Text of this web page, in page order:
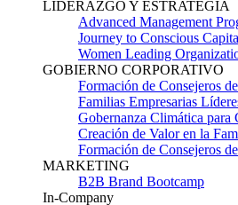
LIDERAZGO Y ESTRATEGIA
Advanced Management
Journey to Conscious
Women Leading
GOBIERNO CORPORATIVO
Formación de Consejeros
Familias Empresarias
Gobernanza Climática
Creación de Valor en la
Formación de Consejeros
MARKETING
B2B Brand Bootcamp
In-Company